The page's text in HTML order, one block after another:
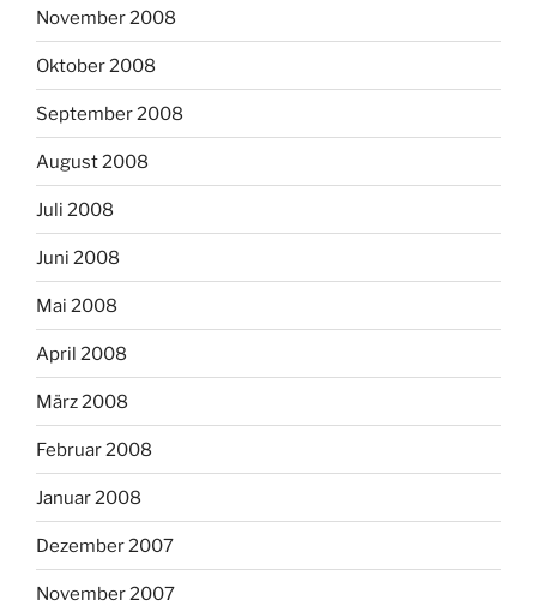
November 2008
Oktober 2008
September 2008
August 2008
Juli 2008
Juni 2008
Mai 2008
April 2008
März 2008
Februar 2008
Januar 2008
Dezember 2007
November 2007